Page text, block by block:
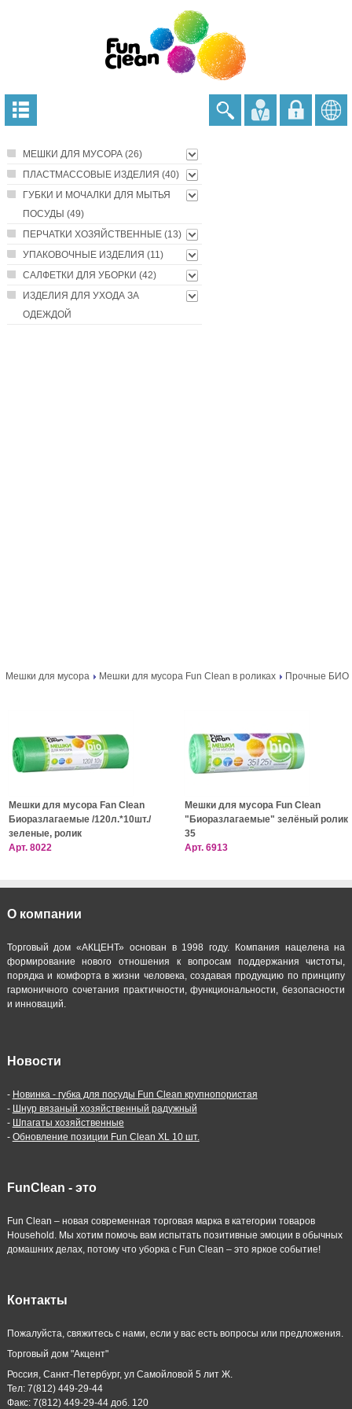
МЕШКИ ДЛЯ МУСОРА (26)
ПЛАСТМАССОВЫЕ ИЗДЕЛИЯ (40)
ГУБКИ И МОЧАЛКИ ДЛЯ МЫТЬЯ
ПОСУДЫ (49)
ПЕРЧАТКИ ХОЗЯЙСТВЕННЫЕ (13)
УПАКОВОЧНЫЕ ИЗДЕЛИЯ (11)
САЛФЕТКИ ДЛЯ УБОРКИ (42)
ИЗДЕЛИЯ ДЛЯ УХОДА ЗА
ОДЕЖДОЙ
Мешки для мусора Мешки для мусора Fun Clean в роликах Прочные БИО
Мешки для мусора Fan Clean
Биоразлагаемые /120л.*10шт./
зеленые, ролик
Арт. 8022
Мешки для мусора Fun Clean
"Биоразлагаемые" зелёный ролик
35
Арт. 6913
О компании
Торговый дом «АКЦЕНТ» основан в 1998 году. Компания нацелена на
формирование нового отношения к вопросам поддержания чистоты,
порядка и комфорта в жизни человека, создавая продукцию по принципу
гармоничного сочетания практичности, функциональности, безопасности
и инноваций.
Новости
- Новинка - губка для посуды Fun Clean крупнопористая
- Шнур вязаный хозяйственный радужный
- Шпагаты хозяйственные
- Обновление позиции Fun Clean XL 10 шт.
FunClean - это
Fun Clean – новая современная торговая марка в категории товаров
Household. Мы хотим помочь вам испытать позитивные эмоции в обычных
домашних делах, потому что уборка с Fun Clean – это яркое событие!
Контакты
Пожалуйста, свяжитесь с нами, если у вас есть вопросы или предложения.
Торговый дом "Акцент"
Россия, Санкт-Петербург, ул Самойловой 5 лит Ж.
Тел: 7(812) 449-29-44
Факс: 7(812) 449-29-44 доб. 120